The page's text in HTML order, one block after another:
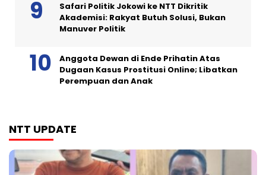
Safari Politik Jokowi ke NTT Dikritik
Akademisi: Rakyat Butuh Solusi, Bukan
Manuver Politik
Anggota Dewan di Ende Prihatin Atas
Dugaan Kasus Prostitusi Online; Libatkan
Perempuan dan Anak
NTT UPDATE